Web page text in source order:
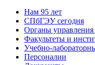
Нам 95 лет
СПбГЭУ сегодня
Органы управления
Факультеты и
Учебно-
Персоналии